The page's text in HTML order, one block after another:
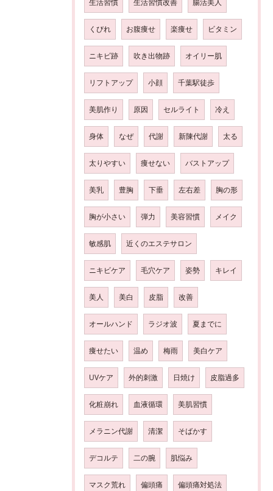
生活習慣 生活習慣改善 腸活美人
くびれ お腹痩せ 楽痩せ ビタミン
ニキビ跡 吹き出物跡 オイリー肌
リフトアップ 小顔 千葉駅徒歩
美肌作り 原因 セルライト 冷え
身体 なぜ 代謝 新陳代謝 太る
太りやすい 痩せない バストアップ
美乳 豊胸 下垂 左右差 胸の形
胸が小さい 弾力 美容習慣 メイク
敏感肌 近くのエステサロン
ニキビケア 毛穴ケア 姿勢 キレイ
美人 美白 皮脂 改善
オールハンド ラジオ波 夏までに
痩せたい 温め 梅雨 美白ケア
UVケア 外的刺激 日焼け 皮脂過多
化粧崩れ 血液循環 美肌習慣
メラニン代謝 清潔 そばかす
デコルテ 二の腕 肌悩み
マスク荒れ 偏頭痛 偏頭痛対処法